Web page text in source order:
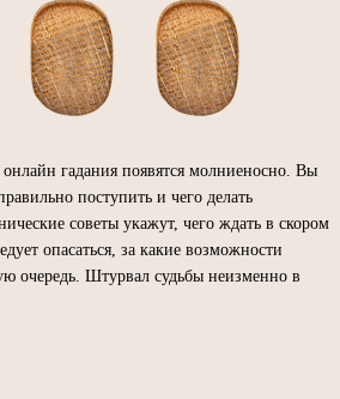
онлайн гадания появятся молниеносно. Вы
поступить и чего делать
советы укажут, чего ждать в скором
опасаться, за какие возможности
очередь. Штурвал судьбы неизменно в